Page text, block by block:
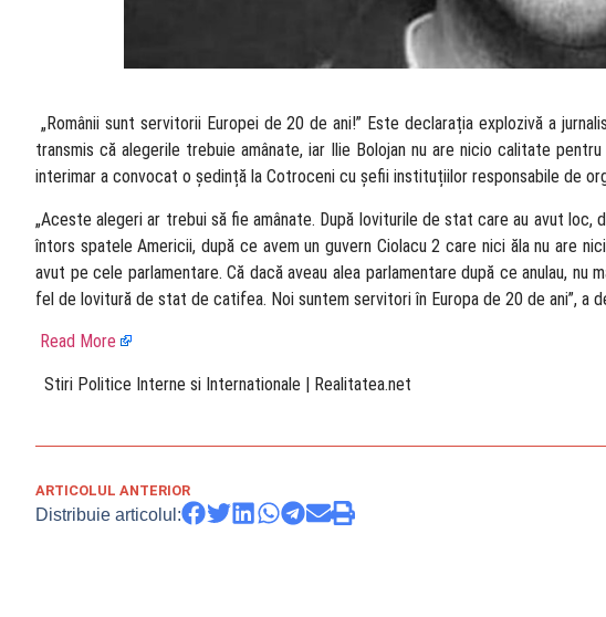
„Românii sunt servitorii Europei de 20 de ani!” Este declarația explozivă a
transmis că alegerile trebuie amânate, iar Ilie Bolojan nu are nicio calitate
interimar a convocat o ședință la Cotroceni cu șefii instituțiilor responsabile de
„Aceste alegeri ar trebui să fie amânate. După loviturile de stat care au avut
întors spatele Americii, după ce avem un guvern Ciolacu 2 care nici ăla nu are
avut pe cele parlamentare. Că dacă aveau alea parlamentare după ce anulau,
fel de lovitură de stat de catifea. Noi suntem servitori în Europa de 20 de ani”, a
Read More
​ Stiri Politice Interne si Internationale | Realitatea.net
ARTICOLUL ANTERIOR
Distribuie articolul: